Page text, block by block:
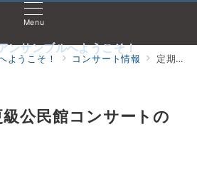
Menu
ンサンブルへようこそ！
ようこそ！ コンサート情報 定期演奏会、更級公民館コンサートのお知らせ
公民館コンサートの